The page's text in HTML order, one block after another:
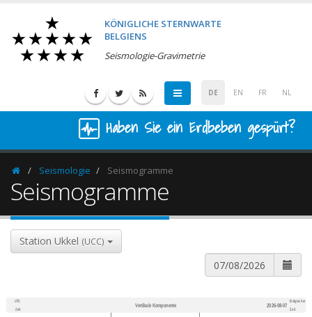
KÖNIGLICHE STERNWARTE
BELGIENS
Seismologie-Gravimetrie
DE EN FR NL
Haben Sie ein Erdbeben gespürt?
HomepageSeismologie Seismogramme
Seismogramme
Station Ukkel (UCC)
UTC
Zeit
Vertikale Komponente 2026-08-07
Belgischer
Zeit